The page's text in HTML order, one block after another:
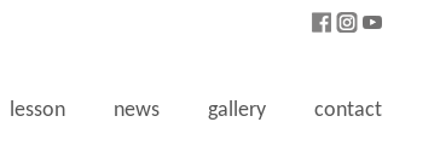
lesson news gallery contact